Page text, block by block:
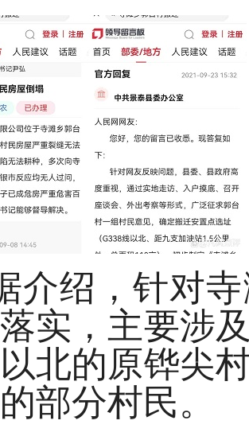
绍，针对寺
实，主要涉
北的原铧尖
部分村民。